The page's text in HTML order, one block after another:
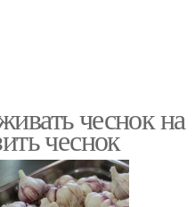
чеснок на
чеснок